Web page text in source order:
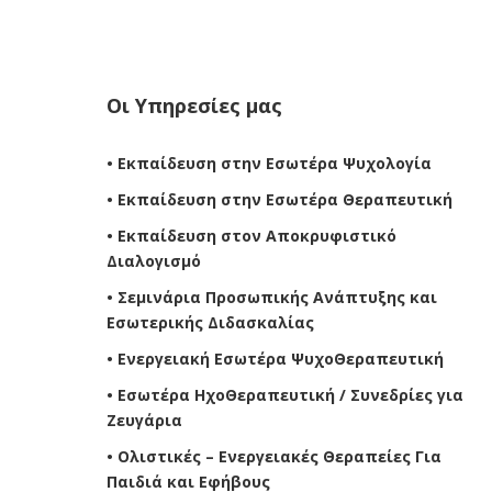
Οι Υπηρεσίες μας
• Εκπαίδευση στην Εσωτέρα Ψυχολογία
• Εκπαίδευση στην Εσωτέρα Θεραπευτική
• Εκπαίδευση στον Αποκρυφιστικό
Διαλογισμό
• Σεμινάρια Προσωπικής Ανάπτυξης και
Εσωτερικής Διδασκαλίας
• Ενεργειακή Εσωτέρα ΨυχοΘεραπευτική
• Εσωτέρα ΗχοΘεραπευτική / Συνεδρίες για
Ζευγάρια
• Ολιστικές – Ενεργειακές Θεραπείες Για
Παιδιά και Εφήβους